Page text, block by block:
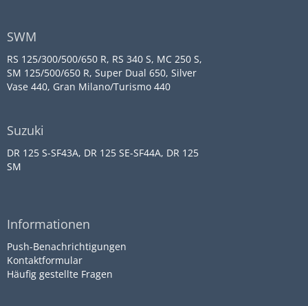
SWM
RS 125/300/500/650 R, RS 340 S, MC 250 S,
SM 125/500/650 R, Super Dual 650, Silver
Vase 440, Gran Milano/Turismo 440
Suzuki
DR 125 S-SF43A, DR 125 SE-SF44A, DR 125
SM
Informationen
Push-Benachrichtigungen
Kontaktformular
Häufig gestellte Fragen